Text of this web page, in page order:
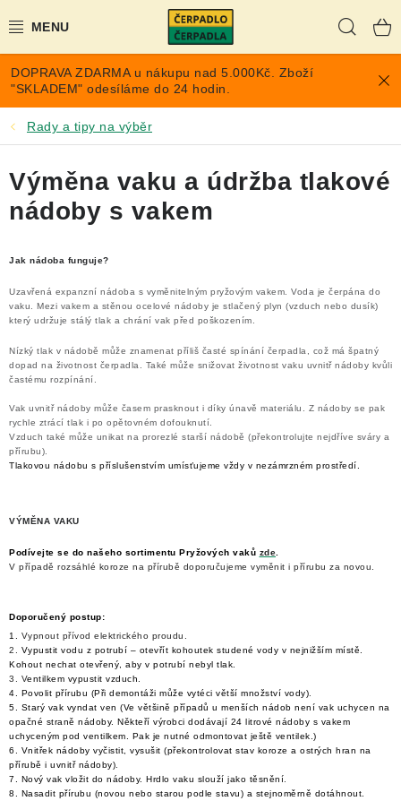
na
AKCE A SLEVY
PONORNÁ ČERPADLA
VYUŽITÍ DEŠŤOVÉ VODY
TLAKOVÉ NÁDOBY NA VODU
PŘÍSLUŠENSTVÍ PRO ČERPADLA
POPTÁVKA
EXPANZOMATY NA TOPENÍ
DRENÁŽNÍ ČERPADLA
POVRCHOVÁ ČERPADLA
BAZÉNOVÁ ČERPADLA
RUČNÍ ČERPADLA
KABELY A SPOJKY
DOPRAVA ZDARMA u nákupu nad 5.000Kč. Zboží
"SKLADEM" odesíláme do 24 hodin.
Rady a tipy na výběr
Výměna vaku a údržba tlakové
nádoby s vakem
Jak nádoba funguje?
Uzavřená expanzní nádoba s vyměnitelným pryžovým vakem. Voda je čerpána do
vaku. Mezi vakem a stěnou ocelové nádoby je stlačený plyn (vzduch nebo dusík)
který udržuje stálý tlak a chrání vak před poškozením.
Nízký tlak v nádobě může znamenat příliš časté spínání čerpadla, což má špatný
dopad na životnost čerpadla. Také může snižovat životnost vaku uvnitř nádoby kvůli
častému rozpínání.
Vak uvnitř nádoby může časem prasknout i díky únavě materiálu. Z nádoby se pak
rychle ztrácí tlak i po opětovném dofouknutí.
Vzduch také může unikat na prorezlé starší nádobě (překontrolujte nejdříve sváry a
přírubu).
Tlakovou nádobu s příslušenstvím umísťujeme vždy v nezámrzném prostředí.
VÝMĚNA VAKU
Podívejte se do našeho sortimentu Pryžových vaků zde
V případě rozsáhlé koroze na přírubě doporučujeme vyměnit i přírubu za novou.
Doporučený postup:
1. Vypnout přívod elektrického proudu.
2. Vypustit vodu z potrubí – otevřít kohoutek studené vody v nejnižším místě.
Kohout nechat otevřený, aby v potrubí nebyl tlak.
3. Ventilkem vypustit vzduch.
4. Povolit přírubu (Při demontáži může vytéci větší množství vody)
5. Starý vak vyndat ven (Ve většině případů u menších nádob není vak uchycen na
opačné straně nádoby. Někteří výrobci dodávají 24 litrové nádoby s vakem
uchyceným pod ventilkem. Pak je nutné odmontovat ještě ventilek.)
6. Vnitřek nádoby vyčistit, vysušit (překontrolovat stav koroze a ostrých hran na
přírubě i uvnitř nádoby)
7. Nový vak vložit do nádoby. Hrdlo vaku slouží jako těsnění
8. Nasadit přírubu (novou nebo starou podle stavu) a stejnoměrně dotáhnout.